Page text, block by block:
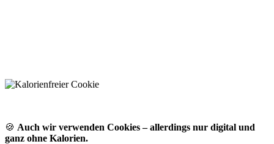
🍪 Auch wir verwenden Cookies – allerdings nur digital und
ganz ohne Kalorien.